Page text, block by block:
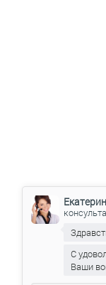
С
Ваши